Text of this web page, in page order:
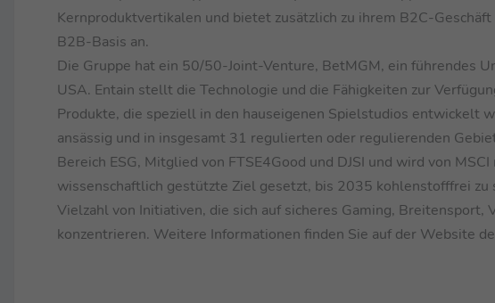
Kernproduktvertikalen und bietet zusätzlich zu ihrem B2C-
B2B-Basis an.
Die Gruppe hat ein 50/50-Joint-Venture, BetMGM, ein führendes
USA. Entain stellt die Technologie und die Fähigkeiten zur
Produkte, die speziell in den hauseigenen Spielstudios entwickelt
ansässig und in insgesamt 31 regulierten oder regulierenden
Bereich ESG, Mitglied von FTSE4Good und DJSI und wird von
wissenschaftlich gestützte Ziel gesetzt, bis 2035 kohlenstofffrei
Vielzahl von Initiativen, die sich auf sicheres Gaming,
konzentrieren. Weitere Informationen finden Sie auf der Website